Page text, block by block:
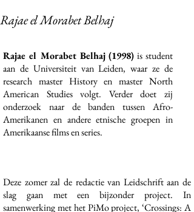
Rajae el Morabet Belhaj
Rajae el Morabet Belhaj (1998) is student
aan de Universiteit van Leiden, waar ze de
research master History en master North
American Studies volgt. Verder doet zij
onderzoek naar de banden tussen Afro-
Amerikanen en andere etnische groepen in
Amerikaanse films en series.
Deze zomer zal de redactie van Leidschrift aan de
slag gaan met een bijzonder project. In
samenwerking met het PiMo project, ‘Crossings: A